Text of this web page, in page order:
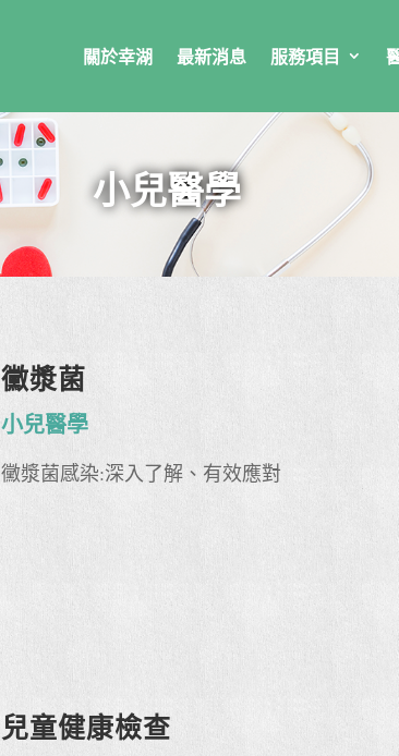
關於幸湖 最新消息 服務項目
小兒醫學
黴漿菌
小兒醫學
黴漿菌感染:深入了解、有效應對
兒童健康檢查